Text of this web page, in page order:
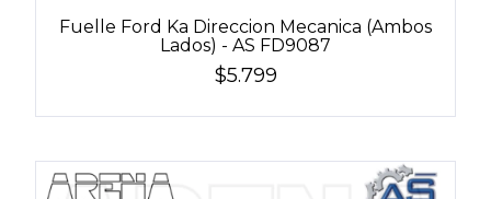
Fuelle Ford Ka Direccion Mecanica (Ambos
Lados) - AS FD9087
$5.799